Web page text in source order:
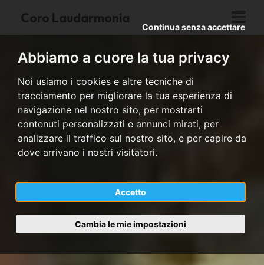
Abbiamo a cuore la tua privacy
Noi usiamo i cookies e altre tecniche di
tracciamento per migliorare la tua esperienza di
navigazione nel nostro sito, per mostrarti
contenuti personalizzati e annunci mirati, per
analizzare il traffico sul nostro sito, e per capire da
dove arrivano i nostri visitatori.
Accetto
Continua senza accettare
Cambia le mie impostazioni
Coro Laudarmonia